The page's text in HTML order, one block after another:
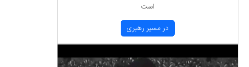
است
در مسیر رهبری